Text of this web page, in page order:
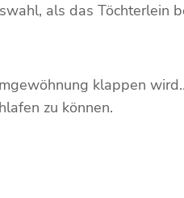
als das
klappen
zu können.